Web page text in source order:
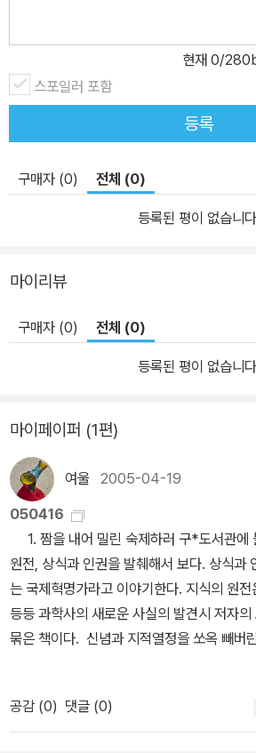
현재 0/
스포일러 포함
등록
구매자 (0) 전체 (0)
등록된 평이 없습니
마이리뷰
구매자 (0) 전체 (0)
등록된 평이 없습니
마이페이퍼 (1편)
여울 2005-04-19
050416
1. 짬을 내어 밀린 숙제하러 구*도서관에
원전, 상식과 인권을 발췌해서 보다. 상식과
는 국제혁명가라고 이야기한다. 지식의 원전
등등 과학사의 새로운 사실의 발견시 저자
묶은 책이다. 신념과 지적열정을 쏘옥 빼버
클폴라니의 책들을 읽으며 여러 느낌이 겹친
념과 발견적 열정, 지적열정이 열에 아홉이었
실이나 지식(우리가 지금생각하는)은 빙산
공감 (0) 댓글 (0)